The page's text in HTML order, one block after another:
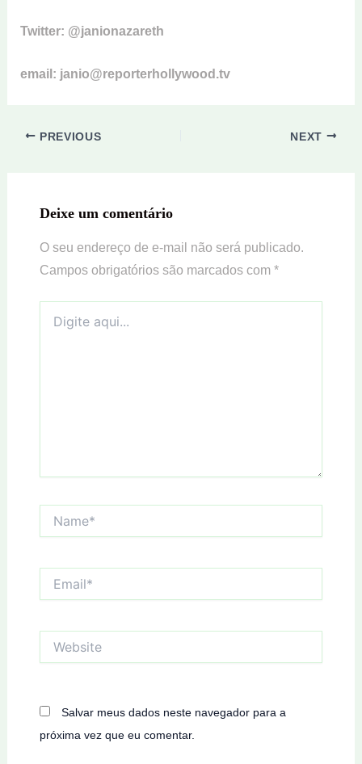
Twitter: @janionazareth
email: janio@reporterhollywood.tv
PREVIOUS NEXT
Deixe um comentário
O seu endereço de e-mail não será publicado.
Campos obrigatórios são marcados com *
aqui...
Salvar meus dados neste navegador para a
próxima vez que eu comentar.